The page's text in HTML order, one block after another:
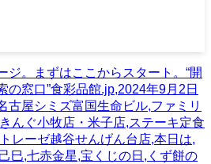
。まずはここからスタート。“開
の窓口”食彩品館.jp,2024年9月2日
古屋シミズ富国生命ビル,ファミリ
んぐ小牧店・米子店,ステーキ定食
レーゼ越谷せんげん台店,本日は,
巳,七赤金星,宝くじの日,くず餅の